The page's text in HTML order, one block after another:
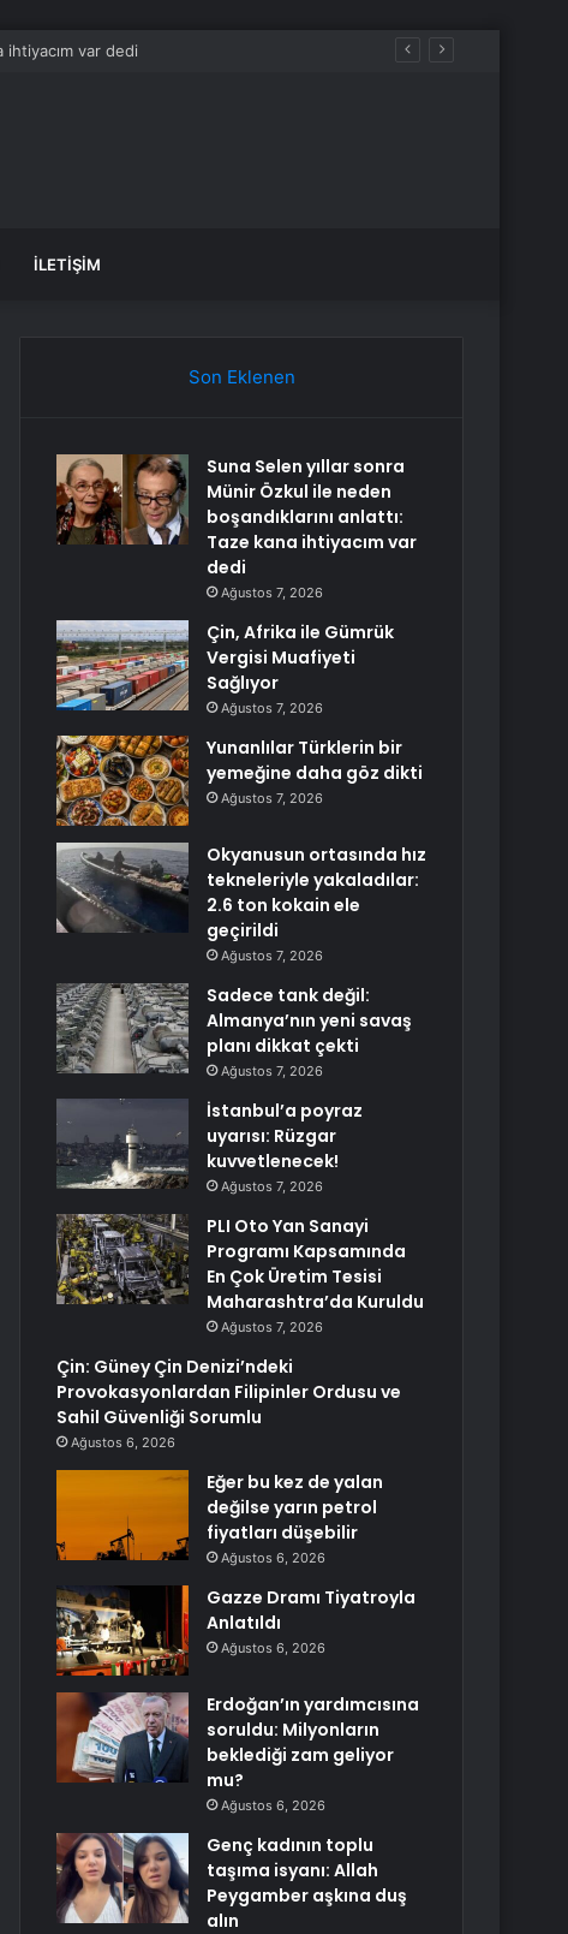
İLETIŞIM
Son Eklenen
Suna Selen yıllar sonra
Münir Özkul ile neden
boşandıklarını anlattı:
Taze kana ihtiyacım var
dedi
Ağustos 7, 2026
Çin, Afrika ile Gümrük
Vergisi Muafiyeti
Sağlıyor
Ağustos 7, 2026
Yunanlılar Türklerin bir
yemeğine daha göz dikti
Ağustos 7, 2026
Okyanusun ortasında hız
tekneleriyle yakaladılar:
2.6 ton kokain ele
geçirildi
Ağustos 7, 2026
Sadece tank değil:
Almanya’nın yeni savaş
planı dikkat çekti
Ağustos 7, 2026
İstanbul’a poyraz
uyarısı: Rüzgar
kuvvetlenecek!
Ağustos 7, 2026
PLI Oto Yan Sanayi
Programı Kapsamında
En Çok Üretim Tesisi
Maharashtra’da Kuruldu
Ağustos 7, 2026
Çin: Güney Çin Denizi’ndeki
Provokasyonlardan Filipinler Ordusu ve
Sahil Güvenliği Sorumlu
Ağustos 6, 2026
Eğer bu kez de yalan
değilse yarın petrol
fiyatları düşebilir
Ağustos 6, 2026
Gazze Dramı Tiyatroyla
Anlatıldı
Ağustos 6, 2026
Erdoğan’ın yardımcısına
soruldu: Milyonların
beklediği zam geliyor
mu?
Ağustos 6, 2026
Genç kadının toplu
taşıma isyanı: Allah
Peygamber aşkına duş
alın